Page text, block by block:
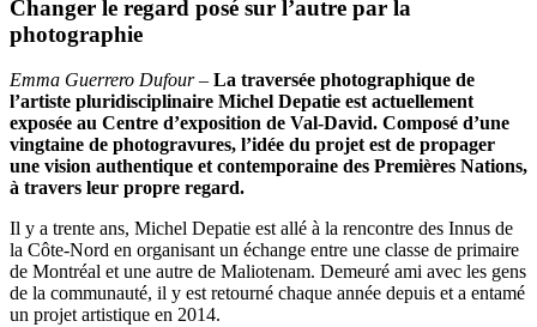
Changer le regard posé sur l’autre par la
photographie
Emma Guerrero Dufour – La traversée photographique de
l’artiste pluridisciplinaire Michel Depatie est actuellement
exposée au Centre d’exposition de Val-David. Composé d’une
vingtaine de photogravures, l’idée du projet est de propager
une vision authentique et contemporaine des Premières Nations,
à travers leur propre regard.
Il y a trente ans, Michel Depatie est allé à la rencontre des Innus de
la Côte-Nord en organisant un échange entre une classe de primaire
de Montréal et une autre de Maliotenam. Demeuré ami avec les gens
de la communauté, il y est retourné chaque année depuis et a entamé
un projet artistique en 2014.